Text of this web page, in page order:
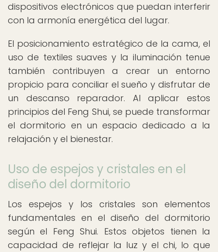
dispositivos electrónicos que puedan interferir
con la armonía energética del lugar.
El posicionamiento estratégico de la cama, el
uso de textiles suaves y la iluminación tenue
también contribuyen a crear un entorno
propicio para conciliar el sueño y disfrutar de
un descanso reparador. Al aplicar estos
principios del Feng Shui, se puede transformar
el dormitorio en un espacio dedicado a la
relajación y el bienestar.
Uso de espejos y cristales en el
diseño del dormitorio
Los espejos y los cristales son elementos
fundamentales en el diseño del dormitorio
según el Feng Shui. Estos objetos tienen la
capacidad de reflejar la luz y el chi, lo que